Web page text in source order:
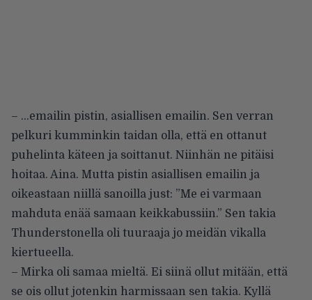
– …emailin pistin, asiallisen emailin. Sen verran
pelkuri kumminkin taidan olla, että en ottanut
puhelinta käteen ja soittanut. Niinhän ne pitäisi
hoitaa. Aina. Mutta pistin asiallisen emailin ja
oikeastaan niillä sanoilla just: ”Me ei varmaan
mahduta enää samaan keikkabussiin.” Sen takia
Thunderstonella oli tuuraaja jo meidän vikalla
kiertueella.
– Mirka oli samaa mieltä. Ei siinä ollut mitään, että
se ois ollut jotenkin harmissaan sen takia. Kyllä